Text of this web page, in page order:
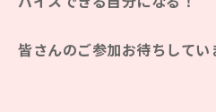
皆さんのご参加お待ちしてい